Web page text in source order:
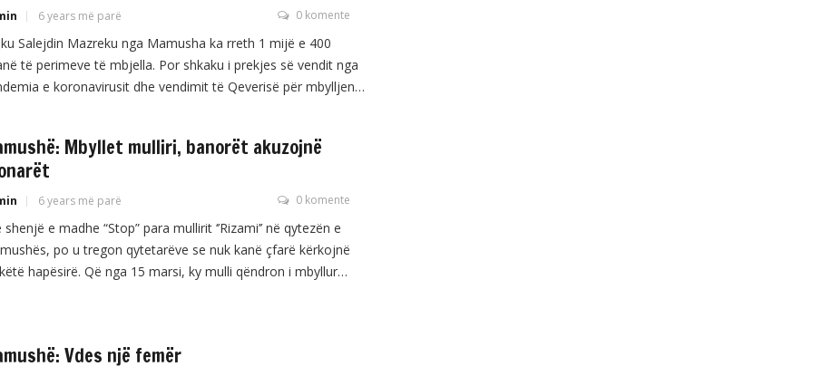
6 years më parë 0 komente
Salejdin Mazreku nga Mamusha ka rreth 1 mijë e 400
të perimeve të mbjella. Por shkaku i prekjes së vendit nga
e koronavirusit dhe vendimit të Qeverisë për mbylljen e
Mbyllet mulliri, banorët akuzojnë
6 years më parë 0 komente
shenjë e madhe “Stop” para mullirit ‘’Rizami’’ në qytezën e
po u tregon qytetarëve se nuk kanë çfarë kërkojnë
hapësirë. Që nga 15 marsi, ky mulli qëndron i mbyllur
Vdes një femër